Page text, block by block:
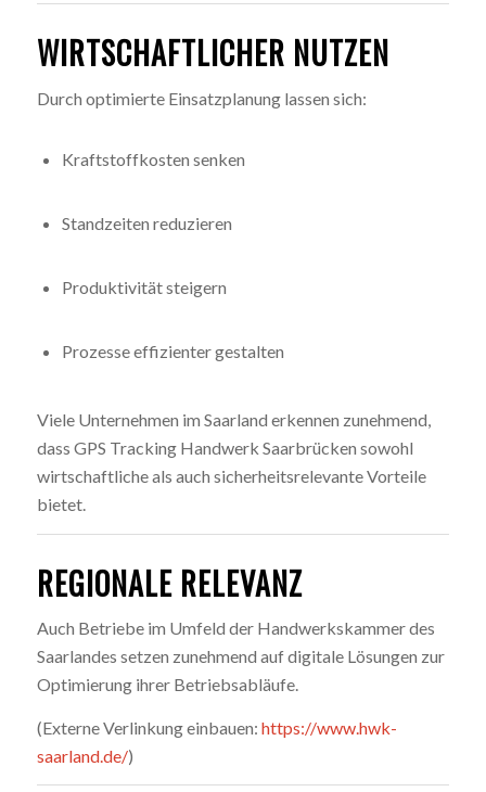
WIRTSCHAFTLICHER NUTZEN
Durch optimierte Einsatzplanung lassen sich:
Kraftstoffkosten senken
Standzeiten reduzieren
Produktivität steigern
Prozesse effizienter gestalten
Viele Unternehmen im Saarland erkennen zunehmend,
dass GPS Tracking Handwerk Saarbrücken sowohl
wirtschaftliche als auch sicherheitsrelevante Vorteile
bietet.
REGIONALE RELEVANZ
Auch Betriebe im Umfeld der Handwerkskammer des
Saarlandes setzen zunehmend auf digitale Lösungen zur
Optimierung ihrer Betriebsabläufe.
(Externe Verlinkung einbauen: https://www.hwk-
saarland.de/)